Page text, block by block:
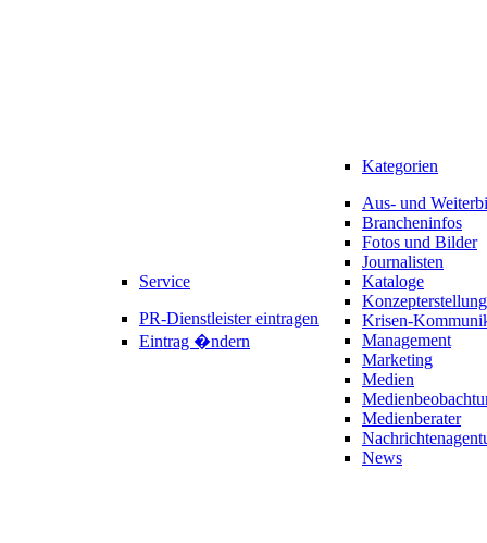
Service
PR-Dienstleister eintragen
Eintrag �ndern
Kategorien
Aus- und
Brancheninfos
Fotos und Bilder
Journalisten
Kataloge
Konzepterstellung
Krisen-
Management
Marketing
Medien
Medienberater
News